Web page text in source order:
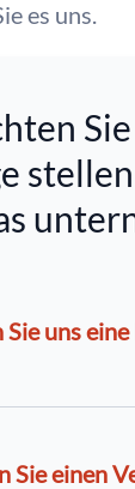
es uns.
Sie uns eine
Sie einen